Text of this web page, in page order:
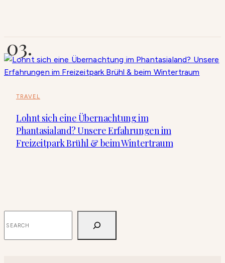
TRAVEL
Lohnt sich eine Übernachtung im
Phantasialand? Unsere Erfahrungen im
Freizeitpark Brühl & beim Wintertraum